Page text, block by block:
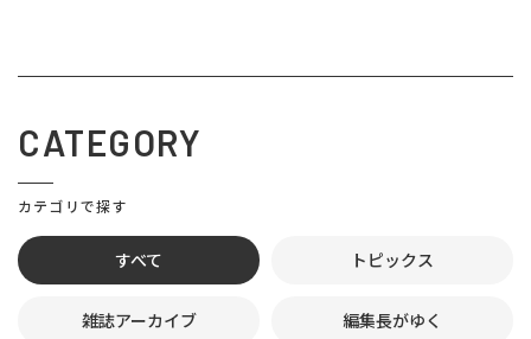
CATEGORY
カテゴリで探す
すべて トピックス
雑誌アーカイブ 編集長がゆく